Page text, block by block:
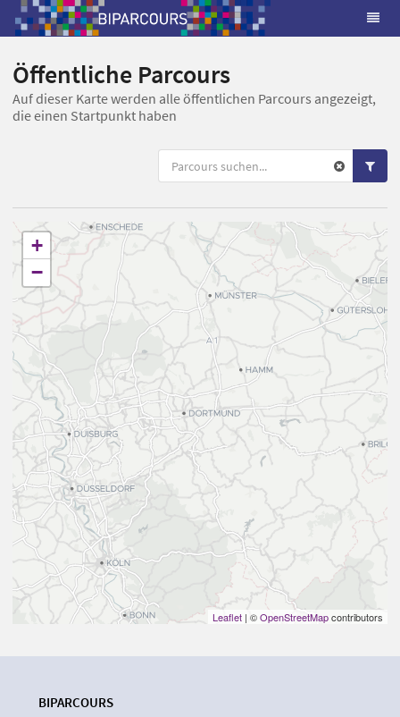
Öffentliche Parcours
Auf dieser Karte werden alle öffentlichen Parcours angezeigt,
die einen Startpunkt haben
+
−
Leaflet | ©OpenStreetMapcontributors
BIPARCOURS